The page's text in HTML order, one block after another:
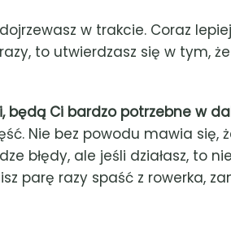
w trakcie. Coraz
to utwierdzasz się w tym,
będą Ci bardzo potrzebne w
Nie bez powodu mawia się,
błędy, ale jeśli działasz, to
parę razy spaść z rowerka,